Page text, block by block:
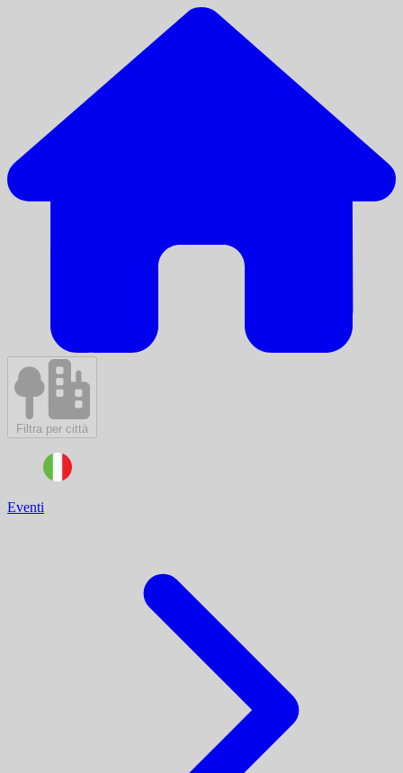
Filtra per città
Eventi